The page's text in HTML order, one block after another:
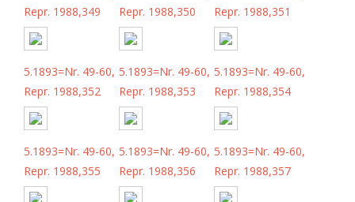
Repr. 1988,349
Repr. 1988,350
Repr. 1988,351
5.1893=Nr. 49-60,
Repr. 1988,352
5.1893=Nr. 49-60,
Repr. 1988,353
5.1893=Nr. 49-60,
Repr. 1988,354
5.1893=Nr. 49-60,
Repr. 1988,355
5.1893=Nr. 49-60,
Repr. 1988,356
5.1893=Nr. 49-60,
Repr. 1988,357